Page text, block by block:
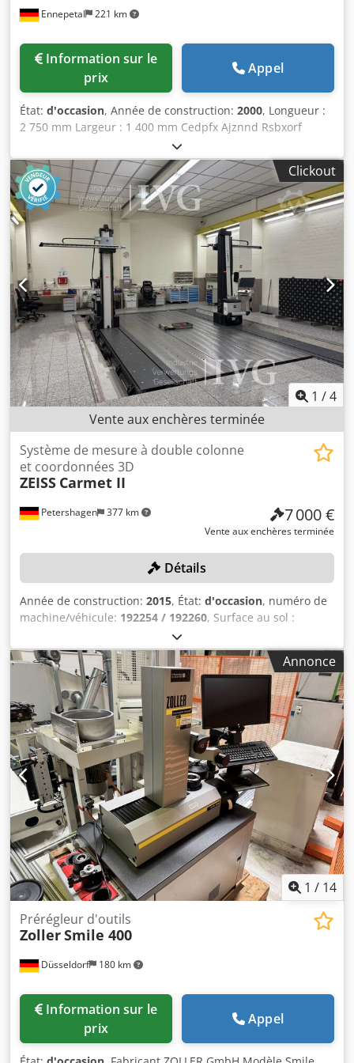
Ennepetal 221 km
prix
Appel
État: d'occasion, Année de construction: 2000, Longueur :
2 750 mm Largeur : 1 400 mm Cedpfx Ajznnd Rsbxorf
Hauteur : 340 mm Puissance totale requise : 0 kW Poids de
la machine : environ 3 t Encombrement : environ 2 750 x
1 400 x 340 mm Table en marbre servant de plateau de
mesure. Châssis d’une machine de mesure Zeiss.
Dimensions : 2 750 x 1 400 x 340 mm.
Clickout
1 /4
Vente aux enchères terminée
Petershagen 377 km
Système de mesure à double colonne
et coordonnées 3D
ZEISS Carmet II
7 000 €
Vente aux enchères terminée
Détails
Année de construction: 2015, État: d'occasion, numéro de
machine/véhicule: 192254 / 192260, Surface au sol :
environ 10 x 6 m, plage de mesure : environ 8 x 3 m,
2 pieds de mesure, hauteur : environ 350 cm, calibré :
04/2024, divers outils de mesure, avec accessoires. Crjdpfx
Abjzqy R Ijxef
Annonce
1 / 14
Düsseldorf 180 km
Prérégleur d'outils
ZollerSmile 400
prix
Appel